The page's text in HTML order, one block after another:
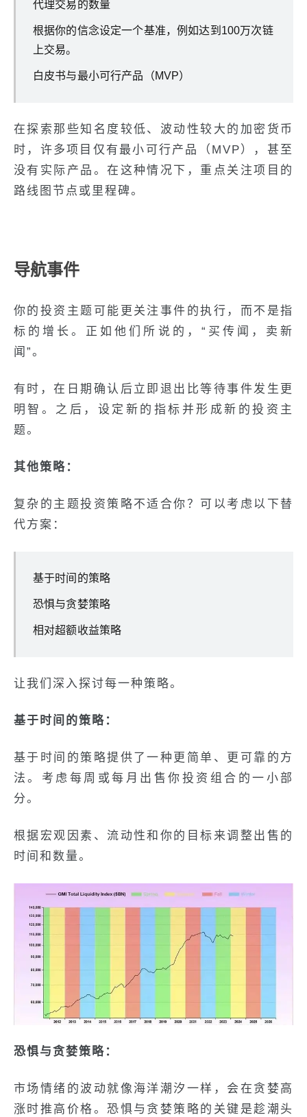
代理交易的数量
根据你的信念设定一个基准，例如达到100万次链
上交易。
白皮书与最小可行产品（MVP）
在探索那些知名度较低、波动性较大的加密货币
时，许多项目仅有最小可行产品（MVP），甚至
没有实际产品。在这种情况下，重点关注项目的
路线图节点或里程碑。
导航事件
你的投资主题可能更关注事件的执行，而不是指
标的增长。正如他们所说的，“买传闻，卖新
闻”。
有时，在日期确认后立即退出比等待事件发生更
明智。之后，设定新的指标并形成新的投资主
题。
其他策略：
复杂的主题投资策略不适合你？可以考虑以下替
代方案：
基于时间的策略
恐惧与贪婪策略
相对超额收益策略
让我们深入探讨每一种策略。
基于时间的策略：
基于时间的策略提供了一种更简单、更可靠的方
法。考虑每周或每月出售你投资组合的一小部
分。
根据宏观因素、流动性和你的目标来调整出售的
时间和数量。
恐惧与贪婪策略：
市场情绪的波动就像海洋潮汐一样，会在贪婪高
涨时推高价格。恐惧与贪婪策略的关键是趁潮头